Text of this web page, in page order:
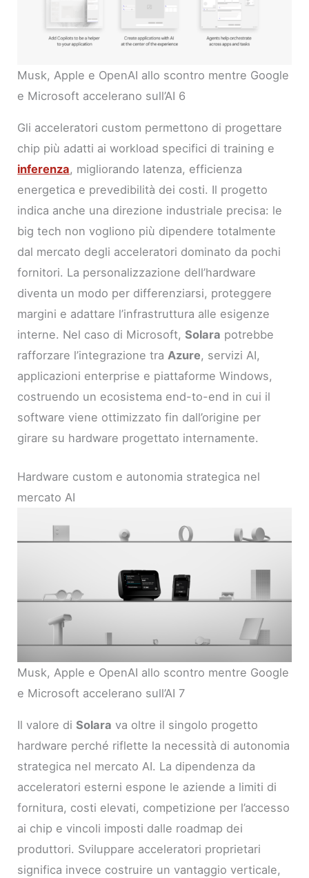
Musk, Apple e OpenAI allo scontro mentre Google
e Microsoft accelerano sull’AI 6
Gli acceleratori custom permettono di progettare
chip più adatti ai workload specifici di training e
inferenza, migliorando latenza, efficienza
energetica e prevedibilità dei costi. Il progetto
indica anche una direzione industriale precisa: le
big tech non vogliono più dipendere totalmente
dal mercato degli acceleratori dominato da pochi
fornitori. La personalizzazione dell’hardware
diventa un modo per differenziarsi, proteggere
margini e adattare l’infrastruttura alle esigenze
interne. Nel caso di Microsoft,Solara potrebbe
rafforzare l’integrazione tra Azure, servizi AI,
applicazioni enterprise e piattaforme Windows,
costruendo un ecosistema end-to-end in cui il
software viene ottimizzato fin dall’origine per
girare su hardware progettato internamente.
Hardware custom e autonomia strategica nel
mercato AI
Musk, Apple e OpenAI allo scontro mentre Google
e Microsoft accelerano sull’AI 7
Il valore diSolara va oltre il singolo progetto
hardware perché riflette la necessità di autonomia
strategica nel mercato AI. La dipendenza da
acceleratori esterni espone le aziende a limiti di
fornitura, costi elevati, competizione per l’accesso
ai chip e vincoli imposti dalle roadmap dei
produttori. Sviluppare acceleratori proprietari
significa invece costruire un vantaggio verticale,